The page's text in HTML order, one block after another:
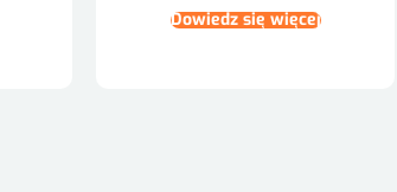
Dowiedz się więcej